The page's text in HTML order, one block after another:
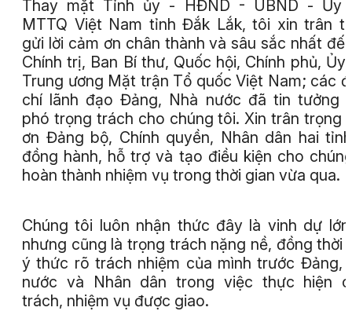
Thay mặt Tỉnh ủy - HĐND - UBND - Ủy
MTTQ Việt Nam tỉnh Đắk Lắk, tôi xin trân
gửi lời cảm ơn chân thành và sâu sắc nhất
Chính trị, Ban Bí thư, Quốc hội, Chính phủ, Ủy
Trung ương Mặt trận Tổ quốc Việt Nam; các
chí lãnh đạo Đảng, Nhà nước đã tin tưởng
phó trọng trách cho chúng tôi. Xin trân trọng
ơn Đảng bộ, Chính quyền, Nhân dân hai
đồng hành, hỗ trợ và tạo điều kiện cho
hoàn thành nhiệm vụ trong thời gian vừa qua.
Chúng tôi luôn nhận thức đây là vinh dự
nhưng cũng là trọng trách nặng nề, đồng thời
ý thức rõ trách nhiệm của mình trước Đảng,
nước và Nhân dân trong việc thực hiện
trách, nhiệm vụ được giao.